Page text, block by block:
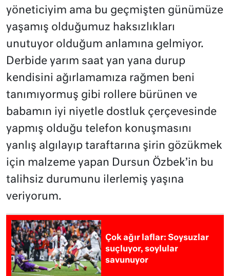
yöneticiyim ama bu geçmişten günümüze
yaşamış olduğumuz haksızlıkları
unutuyor olduğum anlamına gelmiyor.
Derbide yarım saat yan yana durup
kendisini ağırlamamıza rağmen beni
tanımıyormuş gibi rollere bürünen ve
babamın iyi niyetle dostluk çerçevesinde
yapmış olduğu telefon konuşmasını
yanlış algılayıp taraftarına şirin gözükmek
için malzeme yapan Dursun Özbek’in bu
talihsiz durumunu ilerlemiş yaşına
veriyorum.
Çok ağır laflar: Soysuzlar
suçluyor, soylular
savunuyor